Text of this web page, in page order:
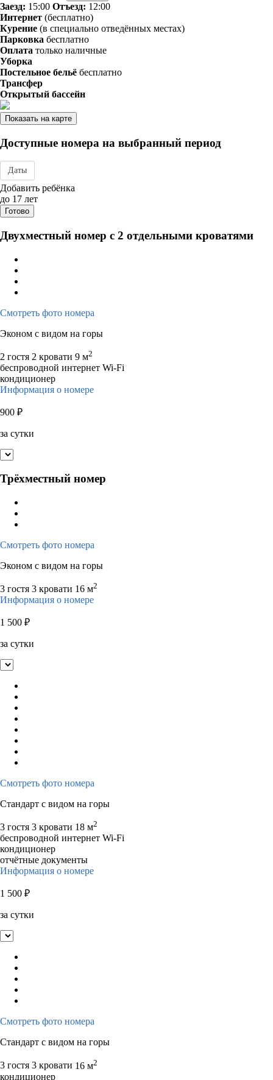
Заезд: 15:00 Отъезд: 12:00
Интернет (бесплатно)
Курение (в специально отведённых местах)
Парковка бесплатно
Оплата только наличные
Уборка
Постельное бельё бесплатно
Трансфер
Открытый бассейн
Показать на карте
Доступные номера на выбранный период
Даты
Дата заезда - отъезда
Добавить ребёнка
до 17 лет
Готово
Двухместный номер с 2 отдельными кроватями
Смотреть фото номера
Эконом с видом на горы
2 гостя 2 кровати 9 м2
беспроводной интернет Wi-Fi
кондиционер
Информация о номере
900 ₽
за сутки
Трёхместный номер
Смотреть фото номера
Эконом с видом на горы
3 гостя 3 кровати 16 м2
Информация о номере
1 500 ₽
за сутки
Смотреть фото номера
Стандарт с видом на горы
3 гостя 3 кровати 18 м2
беспроводной интернет Wi-Fi
кондиционер
отчётные документы
Информация о номере
1 500 ₽
за сутки
Смотреть фото номера
Стандарт с видом на горы
3 гостя 3 кровати 16 м2
кондиционер